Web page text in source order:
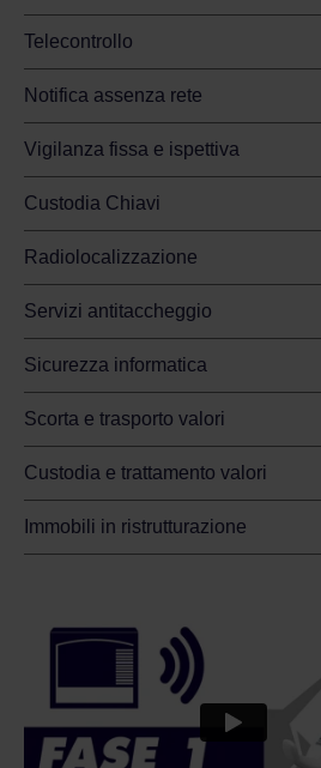
Telecontrollo
Notifica assenza rete
Vigilanza fissa e ispettiva
Custodia Chiavi
Radiolocalizzazione
Servizi antitaccheggio
Sicurezza informatica
Scorta e trasporto valori
Custodia e trattamento valori
Immobili in ristrutturazione